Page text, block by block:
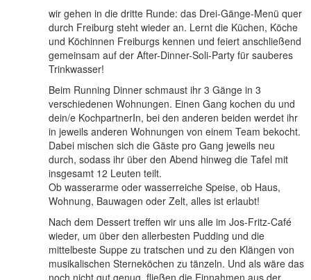
wir gehen in die dritte Runde: das Drei-Gänge-Menü quer
durch Freiburg steht wieder an. Lernt die Küchen, Köche
und Köchinnen Freiburgs kennen und feiert anschließend
gemeinsam auf der After-Dinner-Soli-Party für sauberes
Trinkwasser!
Beim Running Dinner schmaust ihr 3 Gänge in 3
verschiedenen Wohnungen. Einen Gang kochen du und
dein/e KochpartnerIn, bei den anderen beiden werdet ihr
in jeweils anderen Wohnungen von einem Team bekocht.
Dabei mischen sich die Gäste pro Gang jeweils neu
durch, sodass ihr über den Abend hinweg die Tafel mit
insgesamt 12 Leuten teilt.
Ob wasserarme oder wasserreiche Speise, ob Haus,
Wohnung, Bauwagen oder Zelt, alles ist erlaubt!
Nach dem Dessert treffen wir uns alle im Jos-Fritz-Café
wieder, um über den allerbesten Pudding und die
mittelbeste Suppe zu tratschen und zu den Klängen von
musikalischen Sterneköchen zu tänzeln. Und als wäre das
noch nicht gut genug, fließen die Einnahmen aus der